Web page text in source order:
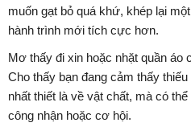
muốn gạt bỏ quá khứ, khép lại
hành trình mới tích cực hơn.
Mơ thấy đi xin hoặc nhặt quần áo
Cho thấy bạn đang cảm thấy
nhất thiết là về vật chất, mà có
công nhận hoặc cơ hội.